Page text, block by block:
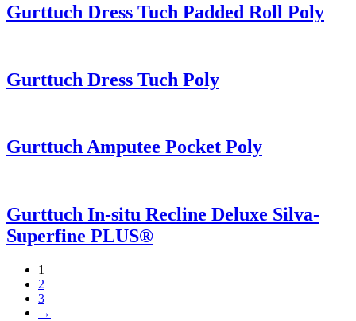
Gurttuch Dress Tuch Padded Roll Poly
Gurttuch Dress Tuch Poly
Gurttuch Amputee Pocket Poly
Gurttuch In-situ Recline Deluxe Silva-
Superfine PLUS®
1
2
3
→